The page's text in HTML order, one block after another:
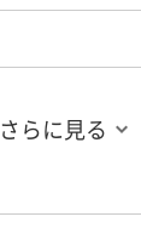
さらに見る